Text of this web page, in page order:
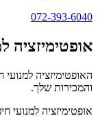
072-393-6040
אופטימיזציה
והמכירות שלך.
אופטימיזציה למנועי